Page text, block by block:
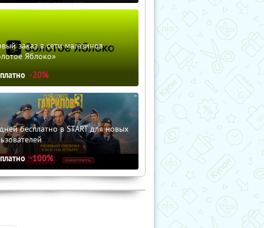
заказ в сети магазинов
Яблоко»
-20%
бесплатно в START для новых
-100%